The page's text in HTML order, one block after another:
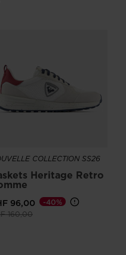
COLLECTION SS26
Heritage Retro
96,00
réduit de
160,00à
-40%